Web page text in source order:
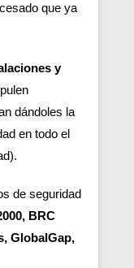
que ya
y
dándoles la
en todo el
de seguridad
BRC
GlobalGap,